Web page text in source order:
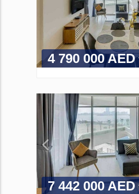
4 790 000 AED
7 442 000 AED